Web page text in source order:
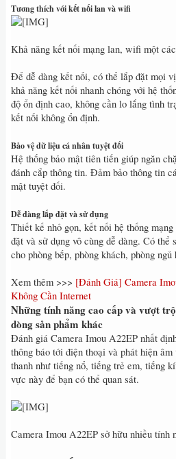
Tương thích với kết nối lan và wifi
Khả năng kết nối mạng lan, wifi một
Để dễ dàng kết nối, có thể lắp đặt mọi
khả năng kết nối nhanh chóng với hệ
độ ổn định cao, không cần lo lắng tình
kết nối không ổn định.
Bảo vệ dữ liệu cá nhân tuyệt đối
Hệ thống bảo mật tiên tiến giúp ngăn
đánh cắp thông tin. Đảm bảo thông tin
mật tuyệt đối.
Dễ dàng lắp đặt và sử dụng
Thiết kế nhỏ gọn, kết nối hệ thống
đặt và sử dụng vô cùng dễ dàng. Có
cho phòng bếp, phòng khách, phòng
Xem thêm >>> [Đánh Giá] Camera
Không Cần Internet
Những tính năng cao cấp và vượt
dòng sản phẩm khác
Đánh giá Camera Imou A22EP nhất
thông báo tới điện thoại và phát hiện
thanh như tiếng nổ, tiếng trẻ em, tiếng
vực này để bạn có thể quan sát.
Camera Imou A22EP sở hữu nhiều tính